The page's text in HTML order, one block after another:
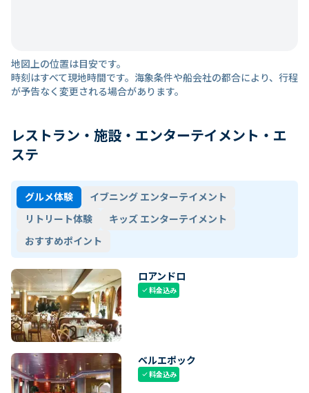
地図上の位置は目安です。
時刻はすべて現地時間です。海象条件や船会社の都合により、行程
が予告なく変更される場合があります。
レストラン・施設・エンターテイメント・エ
ステ
グルメ体験
イブニング エンターテイメント
リトリート体験
キッズ エンターテイメント
おすすめポイント
ロアンドロ
check料金込み
ベルエポック
check料金込み